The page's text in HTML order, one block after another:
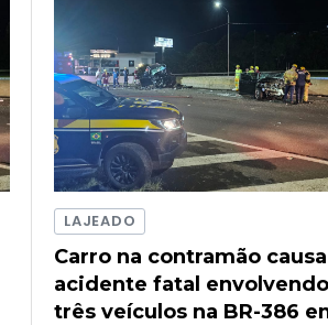
LAJEADO
Carro na contramão causa
acidente fatal
três veículos na BR-386